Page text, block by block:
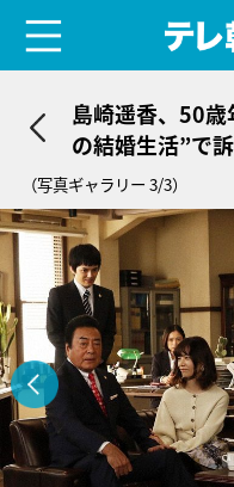
島崎遥香、50
の結婚生活”で
（写真ギャラリー 3/3）